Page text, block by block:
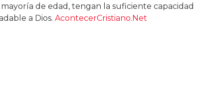
de edad, tengan la suficiente capacidad
a Dios. AcontecerCristiano.Net